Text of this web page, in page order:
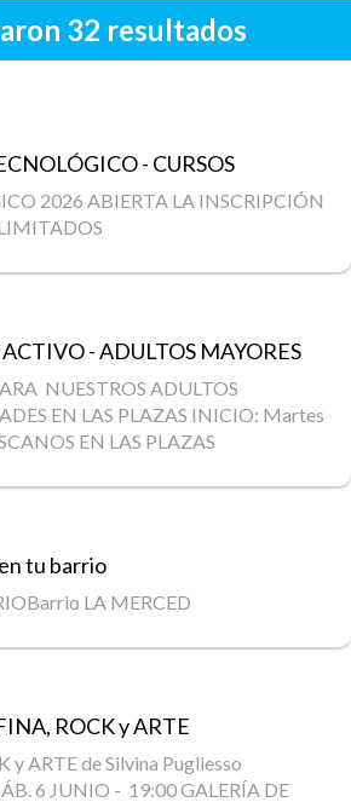
32 resultados
- CURSOS
2026 ABIERTA LA INSCRIPCIÓN
- ADULTOS MAYORES
NUESTROS ADULTOS
EN LAS PLAZAS INICIO: Martes
EN LAS PLAZAS
tu barrio
LA MERCED
ROCK y ARTE
y ARTE de Silvina Pugliesso
6 JUNIO - 19:00 GALERÍA DE